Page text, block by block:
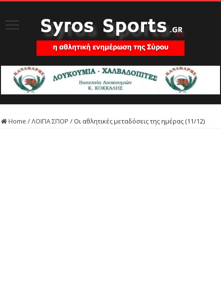
Home /ΛΟΙΠΑ ΣΠΟΡ /Οι αθλητικές μεταδόσεις της ημέρας (11/12)